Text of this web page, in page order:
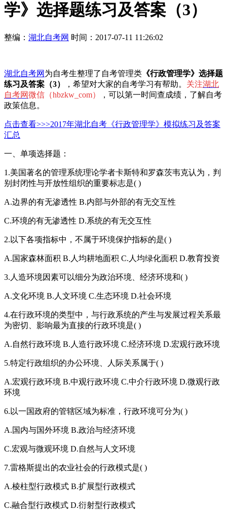
学》选择题练习及答案（3）
整编： 湖北自考网 时间：2017-07-11 11:26:02
湖北自考网 为自考生整理了自考管理类 《行政管理学》选择题
练习及答案（3）
，希望对大家的自考学习有帮助。 关注湖北
自考网微信（hbzkw_com）
，可以第一时间查成绩，了解自考
政策信息。
点击查看>>>2017年湖北自考《行政管理学》模拟练习及答案
汇总
一、单项选择题：
1.美国著名的管理系统理论学者卡斯特和罗森茨韦克认为，判
别封闭性与开放性组织的重要标志是( )
A.边界的有无渗透性 B.内部与外部的有无交互性
C.环境的有无渗透性 D.系统的有无交互性
2.以下各项指标中，不属于环境保护指标的是( )
A.国家森林面积 B.人均耕地面积 C.人均绿化面积 D.教育投资
3.人造环境因素可以细分为政治环境、经济环境和( )
A.文化环境 B.人文环境 C.生态环境 D.社会环境
4.在行政环境的类型中，与行政系统的产生与发展过程关系最
为密切、影响最为直接的行政环境是( )
A.自然行政环境 B.人造行政环境 C.经济环境 D.宏观行政环境
5.特定行政组织的办公环境、人际关系属于( )
A.宏观行政环境 B.中观行政环境 C.中介行政环境 D.微观行政
环境
6.以一国政府的管辖区域为标准，行政环境可分为( )
A.国内与国外环境 B.政治与经济环境
C.宏观与微观环境 D.自然与人文环境
7.雷格斯提出的农业社会的行政模式是( )
A.棱柱型行政模式 B.扩展型行政模式
C.融合型行政模式 D.衍射型行政模式